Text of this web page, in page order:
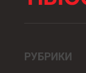
РУБРИКИ